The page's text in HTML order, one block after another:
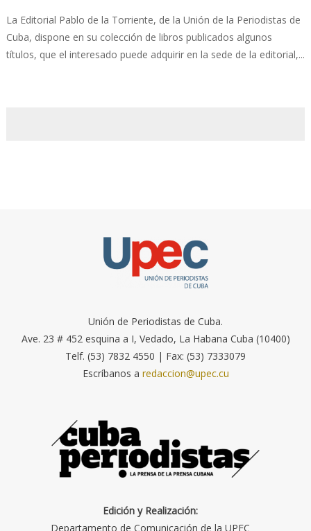
La Editorial Pablo de la Torriente, de la Unión de la Periodistas de
Cuba, dispone en su colección de libros publicados algunos
títulos, que el interesado puede adquirir en la sede de la editorial,...
Unión de Periodistas de Cuba.
Ave. 23 # 452 esquina a I, Vedado, La Habana Cuba (10400)
Telf. (53) 7832 4550 | Fax: (53) 7333079
Escríbanos a redaccion@upec.cu
Edición y Realización:
Departamento de Comunicación de la UPEC